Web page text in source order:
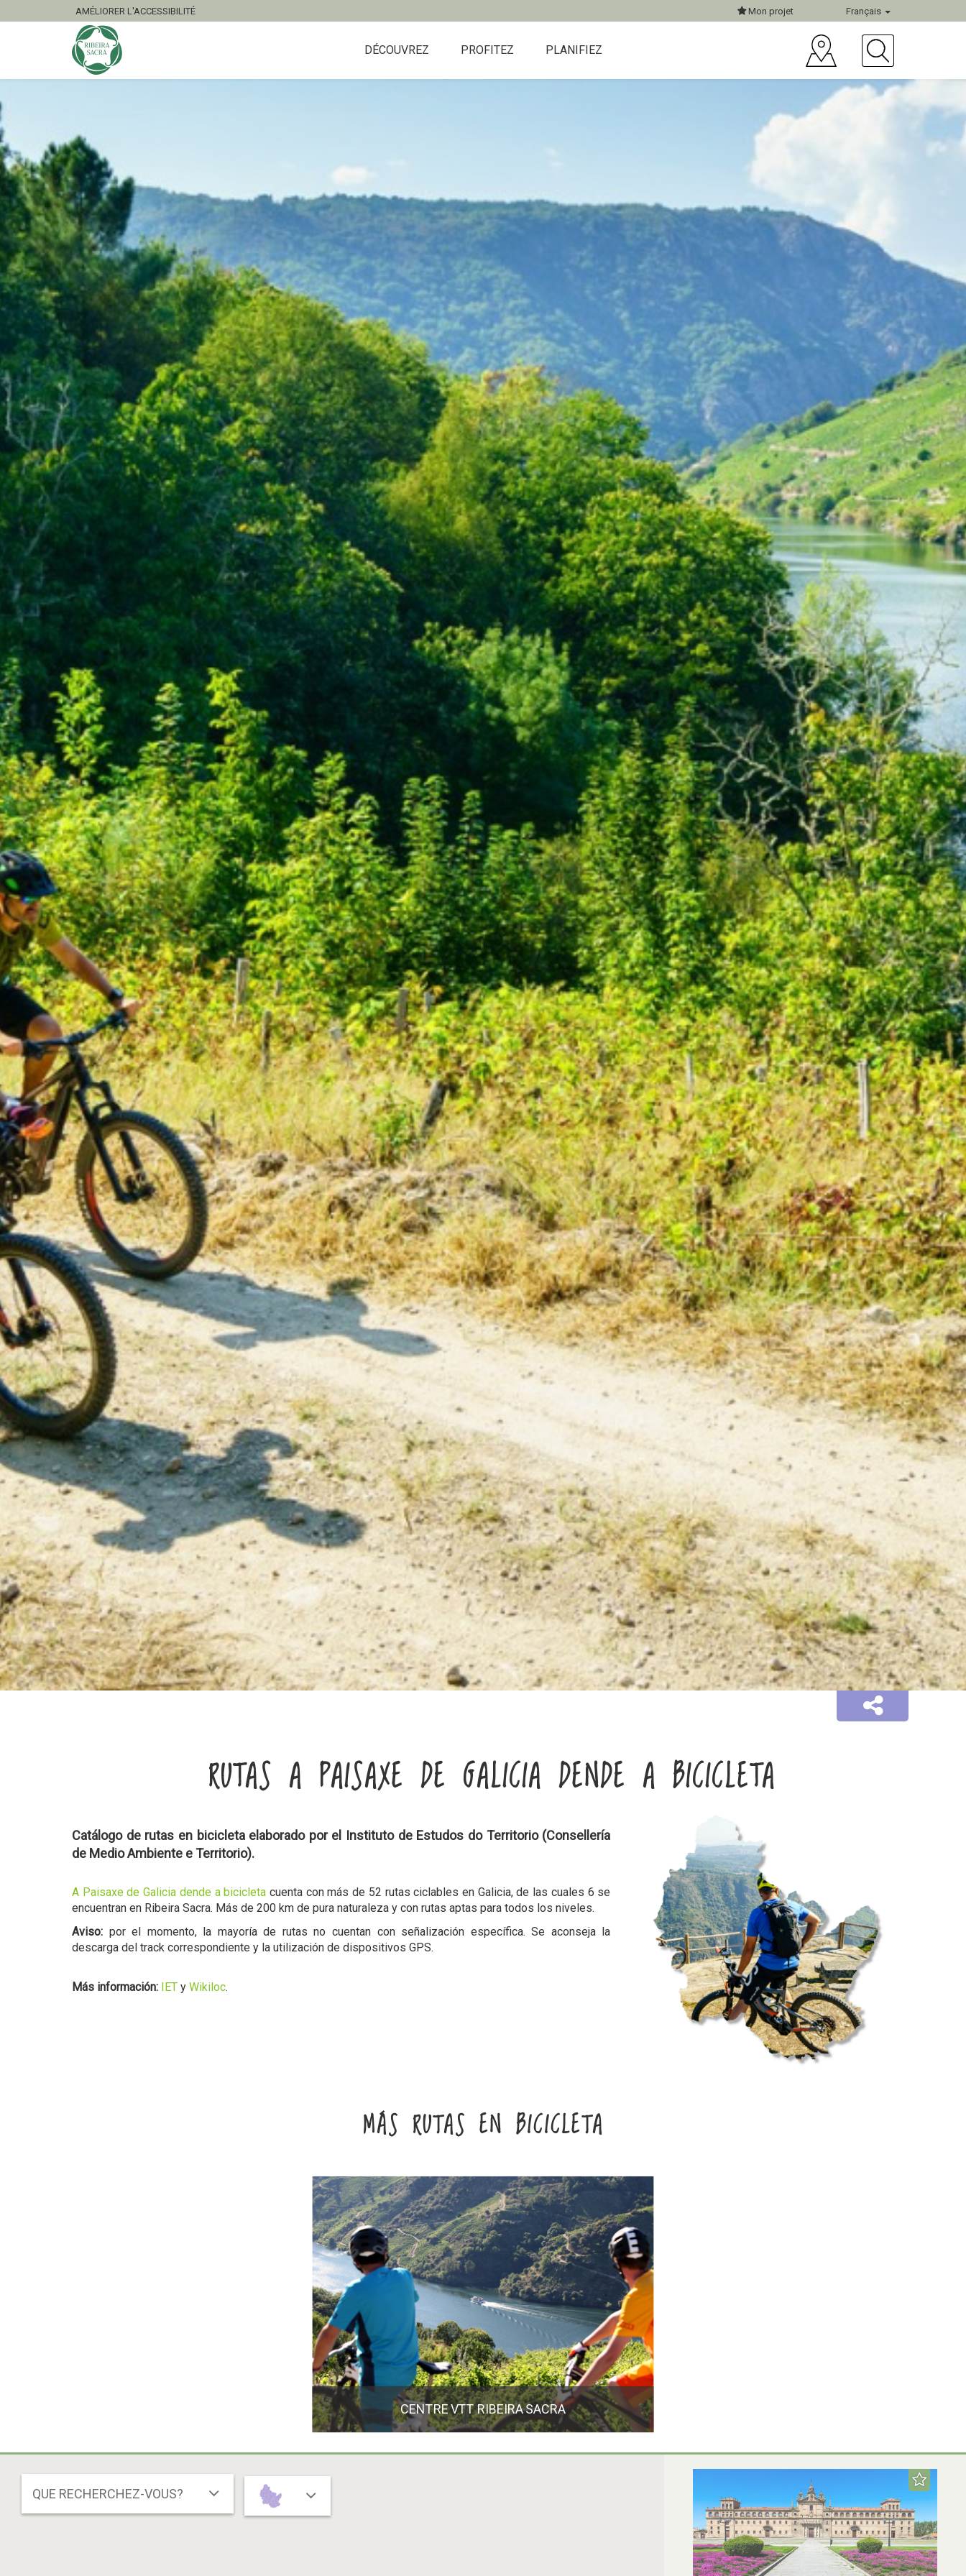
AMÉLIORER L'ACCESSIBILITÉ Mon projet Français
DÉCOUVREZ PROFITEZ PLANIFIEZ
RUTAS A PAISAXE DE GALICIA DENDE A BICICLETA
Catálogo de rutas en bicicleta elaborado por el Instituto de Estudos do Territorio (Consellería
de Medio Ambiente e Territorio).
A Paisaxe de Galicia dende a bicicleta cuenta con más de 52 rutas ciclables en Galicia, de las cuales 6 se
encuentran en Ribeira Sacra. Más de 200 km de pura naturaleza y con rutas aptas para todos los niveles.
Aviso: por el momento, la mayoría de rutas no cuentan con señalización específica. Se aconseja la
descarga del track correspondiente y la utilización de dispositivos GPS.
Más información: IET y Wikiloc.
MÁS RUTAS EN BICICLETA
CENTRE VTT RIBEIRA SACRA
QUE RECHERCHEZ-VOUS?